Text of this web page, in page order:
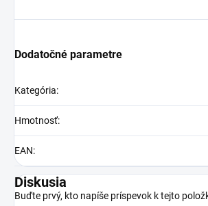
Dodatočné parametre
Kategória:
Hmotnosť:
EAN:
Diskusia
Buďte prvý, kto napíše príspevok k tejto